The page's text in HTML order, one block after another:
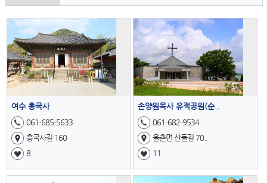
여수 흥국사
061-685-5633
흥국사길 160
8
손양원목사 유적공원(순..
061-682-9534
율촌면 산돌길 70..
11